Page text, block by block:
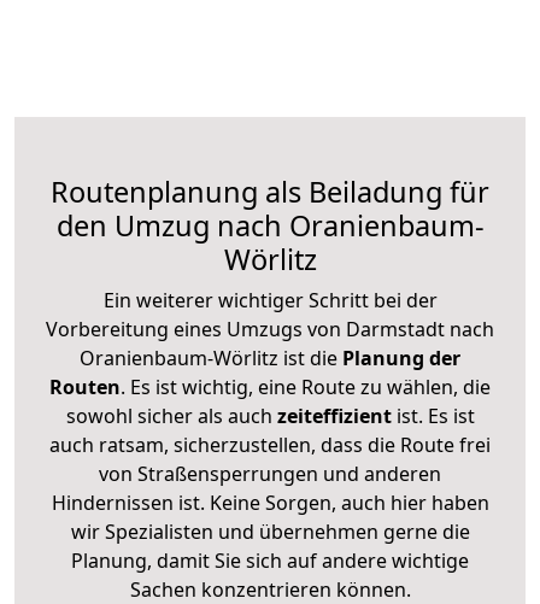
Routenplanung als Beiladung für
den Umzug nach Oranienbaum-
Wörlitz
Ein weiterer wichtiger Schritt bei der
Vorbereitung eines Umzugs von Darmstadt nach
Oranienbaum-Wörlitz ist die Planung der
Routen. Es ist wichtig, eine Route zu wählen, die
sowohl sicher als auch zeiteffizientist. Es ist
auch ratsam, sicherzustellen, dass die Route frei
von Straßensperrungen und anderen
Hindernissen ist. Keine Sorgen, auch hier haben
wir Spezialisten und übernehmen gerne die
Planung, damit Sie sich auf andere wichtige
Sachen konzentrieren können.